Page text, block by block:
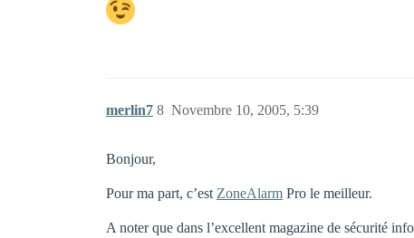
merlin7 Novembre 10, 2005, 5:39
8
Bonjour,
Pour ma part, c’est ZoneAlarm Pro le meilleur.
A noter que dans l’excellent magazine de sécurité